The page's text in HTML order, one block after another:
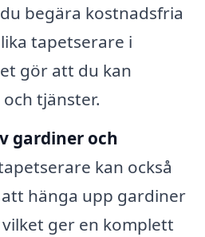
begära kostnadsfria
tapetserare i
gör att du kan
tjänster.
gardiner och
kan också
hänga upp gardiner
ger en komplett